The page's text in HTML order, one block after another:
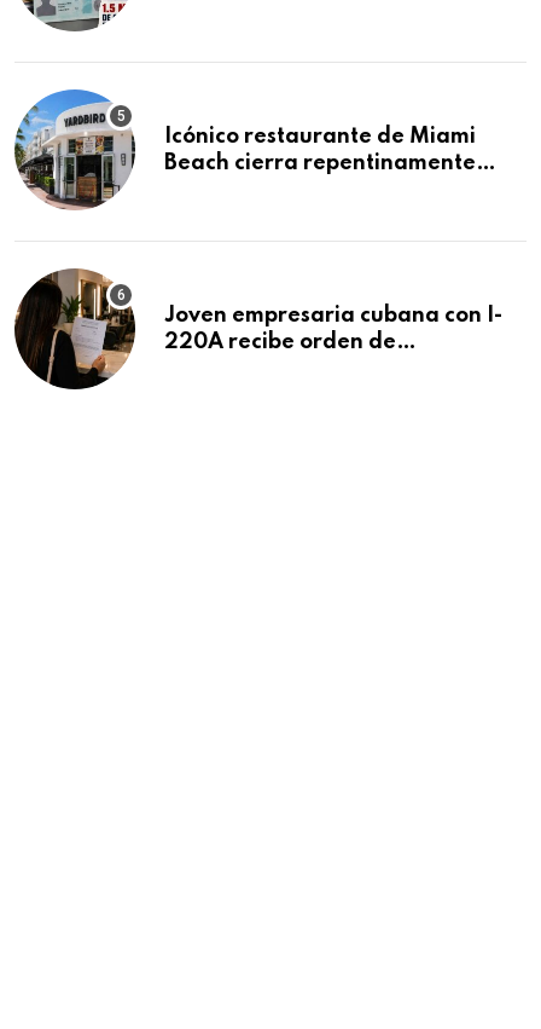
Icónico restaurante de Miami
Beach cierra repentinamente
Joven empresaria cubana con I-
220A recibe orden de